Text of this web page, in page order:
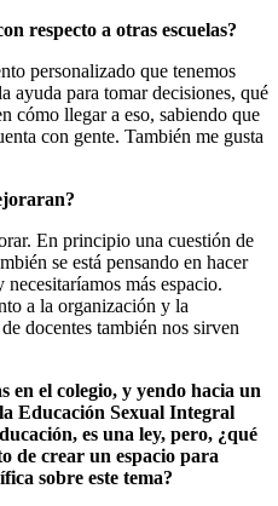
respecto a otras escuelas?
personalizado que tenemos
ayuda para tomar decisiones, qué
cómo llegar a eso, sabiendo que
con gente. También me gusta
En principio una cuestión de
se está pensando en hacer
más espacio.
a la organización y la
docentes también nos sirven
en el colegio, y yendo hacia un
Educación Sexual Integral
es una ley, pero, ¿qué
de crear un espacio para
sobre este tema?